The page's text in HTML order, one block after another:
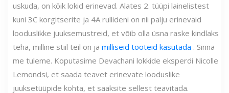
uskuda, on kõik lokid erinevad. Alates 2. tüüpi lainelistest
kuni 3C korgitserite ja 4A rullideni on nii palju erinevaid
looduslikke juuksemustreid, et võib olla üsna raske kindlaks
teha, milline stiil teil on ja milliseid tooteid kasutada . Sinna
me tuleme. Koputasime Devachani lokkide eksperdi Nicolle
Lemondsi, et saada teavet erinevate looduslike
juuksetüüpide kohta, et saaksite sellest teavitada.